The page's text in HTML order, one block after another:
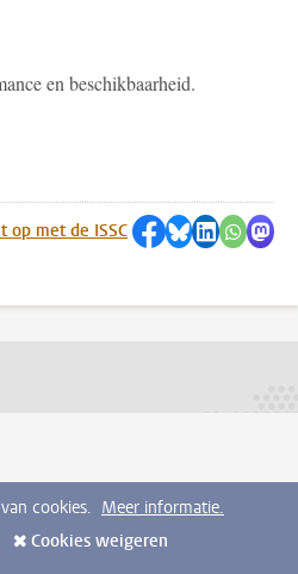
en beschikbaarheid.
op met de ISSC
Delen op
Delen via
Delen op
Delen
cookies. Meer informatie.
Cookies weigeren